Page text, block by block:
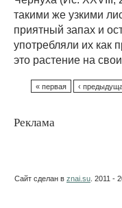
такими же узкими
приятный запах и
употребляли их как
это растение на
« первая ‹
Реклама
Сайт сделан в znai.su . 2011 -